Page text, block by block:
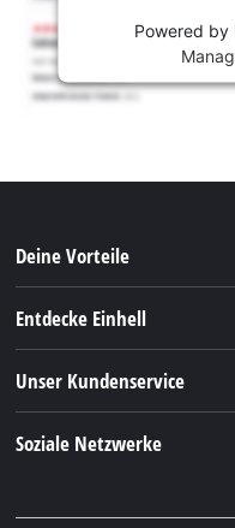
Powered by
Deine Vorteile
Entdecke Einhell
Nachhaltigkeit
Unser Kundenservice
Soziale Netzwerke